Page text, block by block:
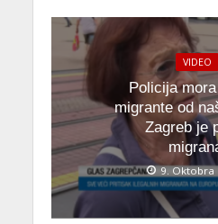
VIDEO
Policija
migrante od
Zagreb je
9. Oktobra